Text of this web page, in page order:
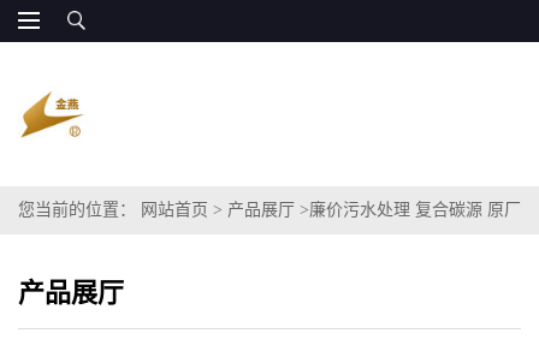
您当前的位置： 网站首页 > 产品展厅 >廉价污水处理 复合碳源 原厂
产品展厅